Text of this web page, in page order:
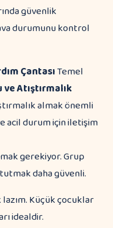
güvenlik
durumunu kontrol
ÇantasıTemel
ve Atıştırmalık
almak önemli
acil durum için iletişim
gerekiyor. Grup
daha güvenli.
Küçük çocuklar
idealdir.